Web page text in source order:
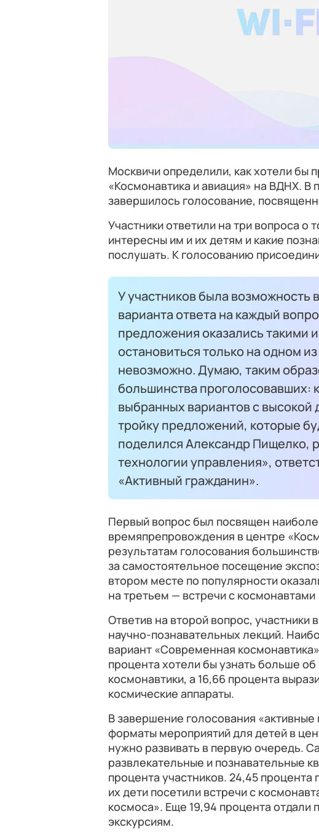
Москвичи определили, как хотели бы
«Космонавтика и авиация» на ВДНХ. В
завершилось голосование,
Участники ответили на три вопроса о
интересны им и их детям и какие
послушать. К голосованию
У участников была возможность
варианта ответа на каждый
предложения оказались такими
остановиться только на одном
невозможно. Думаю, таким
большинства проголосовавших:
выбранных вариантов с высокой
тройку предложений, которые
поделился Александр Пищелко,
технологии управления»,
«Активный гражданин».
Первый вопрос был посвящен
времяпрепровождения в центре
результатам голосования
за самостоятельное посещение
втором месте по популярности
на третьем — встречи с космонавтами
Ответив на второй вопрос,
научно-познавательных лекций.
вариант «Современная
процента хотели бы узнать больше
космонавтики, а 16,66 процента
космические аппараты.
В завершение голосования
форматы мероприятий для детей в
нужно развивать в первую очередь.
развлекательные и познавательные
процента участников. 24,45
их дети посетили встречи с
космоса». Еще 19,94 процента отдали
экскурсиям.